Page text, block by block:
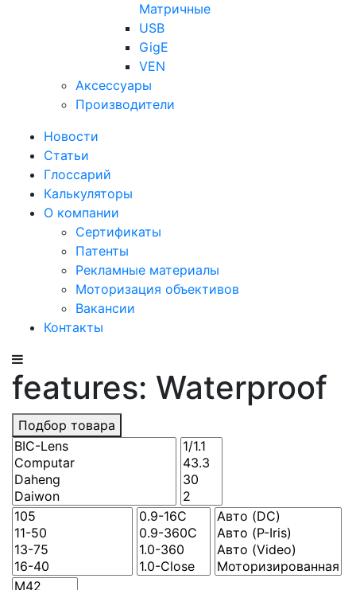
Матричные
USB
GigE
VEN
Аксессуары
Производители
Новости
Статьи
Глоссарий
Калькуляторы
О компании
Сертификаты
Патенты
Рекламные материалы
Моторизация объективов
Вакансии
Контакты
features: Waterproof
Подбор товара